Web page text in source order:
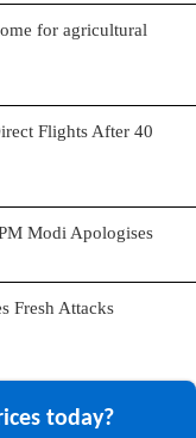
for agricultural
Flights After 40
Modi Apologises
Fresh Attacks
today?